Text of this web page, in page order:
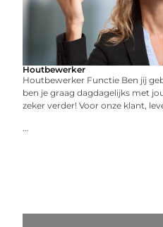
Houtbewerker
Houtbewerker Functie Ben jij
ben je graag dagdagelijks met
zeker verder! Voor onze klant,
...